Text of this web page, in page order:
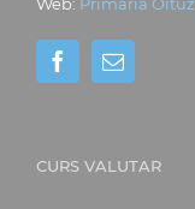
CURS VALUTAR